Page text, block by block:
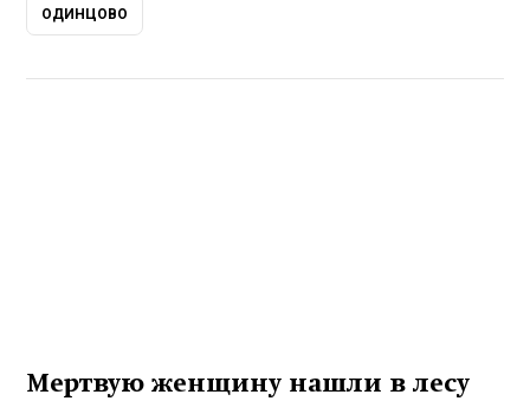
ОДИНЦОВО
Мертвую женщину нашли в лесу